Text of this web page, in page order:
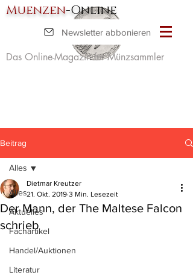
Muenzen-Online
Das Online-Magazin für Münzsammler
Newsletter abbonieren
Beitrag
Alles
Aktuelles
Fachartikel
Handel/Auktionen
Literatur
Alles
Der Mann, der The Maltese Falcon
schrieb
Dietmar Kreutzer
21. Okt. 2019 3 Min. Lesezeit